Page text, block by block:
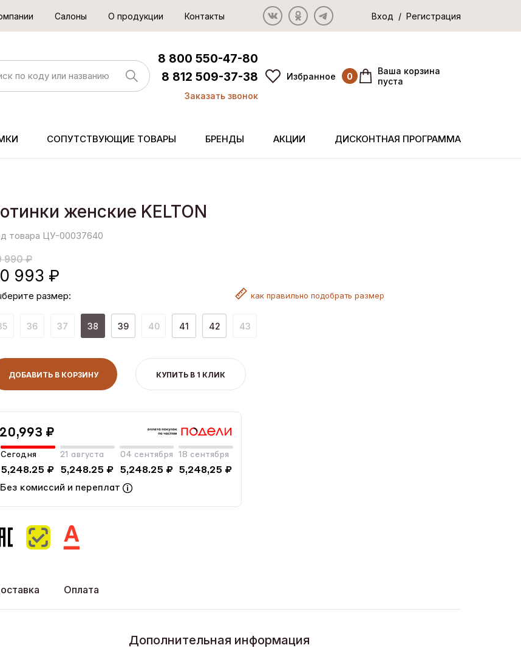
Салоны О продукции Контакты Вход / Регистрация
8 800 550-47-80
8 812 509-37-38
Заказать звонок
Избранное 0
Ваша корзина
пуста
СОПУТСТВУЮЩИЕ ТОВАРЫ БРЕНДЫ АКЦИИ ДИСКОНТНАЯ ПРОГРАММА
женские KELTON
товара ЦУ-00037640
990 ₽
993 ₽
размер: как правильно подобрать размер
36 37 38 39 40 41 42 43
ДОБАВИТЬ В КОРЗИНУ КУПИТЬ В 1 КЛИК
20,993 ₽
Сегодня
5,248.25 ₽
21 августа
5,248.25 ₽
04 сентября
5,248.25 ₽
18 сентября
5,248,25 ₽
Без комиссий и переплат
Оплата
Дополнительная информация